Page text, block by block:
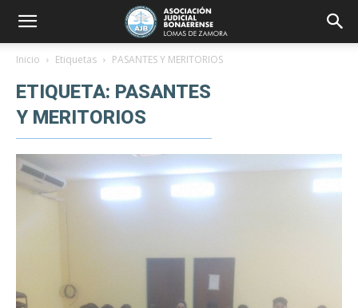
Inicio Etiquetas PASANTES Y MERITORIOS
ETIQUETA: PASANTES
Y MERITORIOS